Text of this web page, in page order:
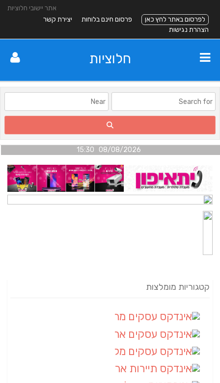
אתר יישובי חלוציות
לפרסום באתר לחץ כאן
פרסום חינם בלוחות
יצירת קשר
הצהרת נגישות
חלוציות
08/08/2026 15:30
קטגוריות מומלצות